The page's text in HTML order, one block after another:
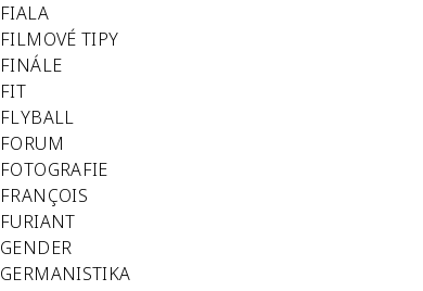
FIALA
FILMOVÉ TIPY
FINÁLE
FIT
FLYBALL
FORUM
FOTOGRAFIE
FRANÇOIS
FURIANT
GENDER
GERMANISTIKA